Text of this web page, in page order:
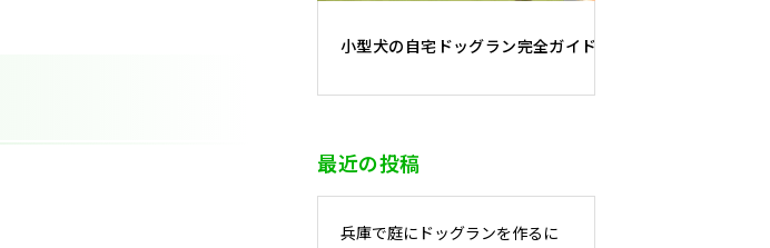
小型犬の自宅ドッグラン完全ガイド｜必要面積・フェンス
最近の投稿
兵庫で庭にドッグランを作るに